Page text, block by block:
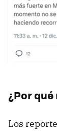
¿Por
Los